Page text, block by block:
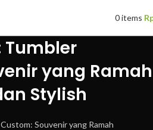
0items
Tumbler
yang Ramah
Stylish
Souvenir yang Ramah